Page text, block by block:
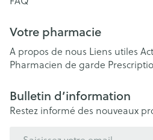
Votre pharmacie
A propos de nous Liens utiles
Pharmacien de garde
Bulletin d’information
Restez informé des nouveaux